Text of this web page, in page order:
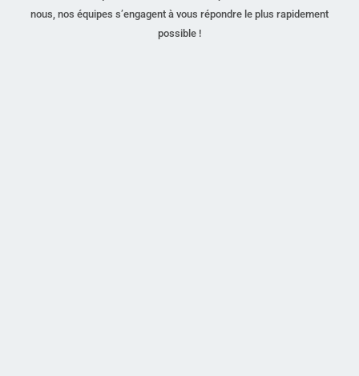
nous, nos équipes s’engagent à vous répondre le plus rapidement
possible !